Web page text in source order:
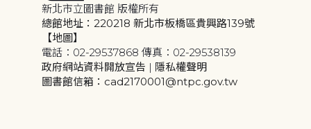
新北市立圖書館 版權所有
總館地址：220218 新北市板橋區貴興路139號
【地圖】
電話：02-29537868 傳真：02-29538139
政府網站資料開放宣告 | 隱私權聲明
圖書館信箱：cad2170001@ntpc.gov.tw